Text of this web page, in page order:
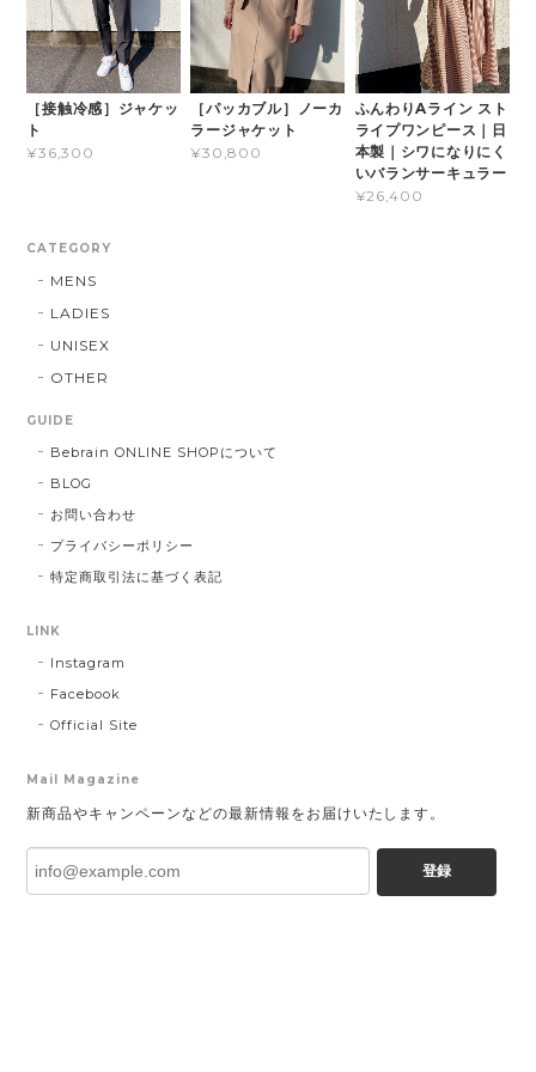
［接触冷感］ジャケッ
ト
¥36,300
［パッカブル］ノーカ
ラージャケット
¥30,800
ふんわりAライン スト
ライプワンピース｜日
本製｜シワになりにく
いバランサーキュラー
¥26,400
CATEGORY
MENS
LADIES
UNISEX
OTHER
GUIDE
Bebrain ONLINE SHOPについて
BLOG
お問い合わせ
プライバシーポリシー
特定商取引法に基づく表記
LINK
Instagram
Facebook
Official Site
Mail Magazine
新商品やキャンペーンなどの最新情報をお届けいたします。
登録